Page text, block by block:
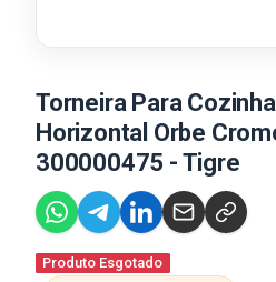
Torneira Para
Horizontal Orbe
300000475 - Tigre
Produto Esgotado